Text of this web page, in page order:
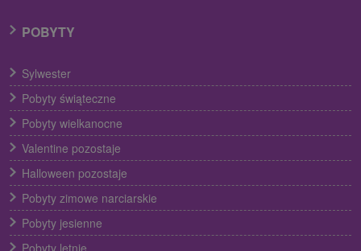
POBYTY
Sylwester
Pobyty świąteczne
Pobyty wielkanocne
Valentine pozostaje
Halloween pozostaje
Pobyty zimowe narciarskie
Pobyty jesienne